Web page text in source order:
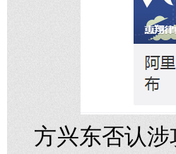
方兴东否认